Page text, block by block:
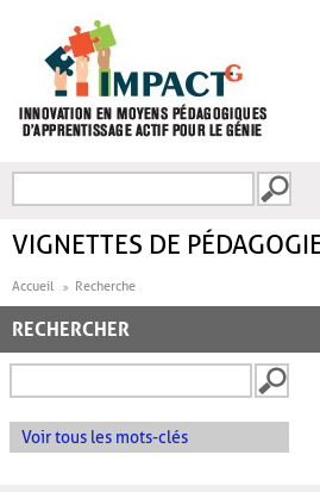
FORMULAIRE DE
VIGNETTES DE
Accueil Recherche
RECHERCHER
Voir tous les mots-clés